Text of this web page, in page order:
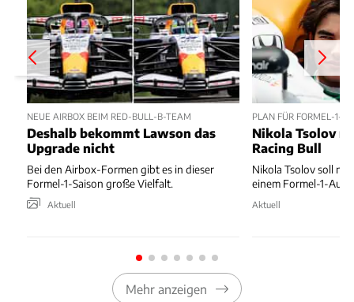
NEUE AIRBOX BEIM RED-BULL-B-TEAM
Deshalb bekommt Lawson das
Upgrade nicht
Bei den Airbox-Formen gibt es in dieser
Formel-1-Saison große Vielfalt.
Aktuell
PLAN FÜR FORMEL-1-
Nikola Tsolov
Racing Bull
Nikola Tsolov soll
einem Formel-1-
Aktuell
Mehr anzeigen